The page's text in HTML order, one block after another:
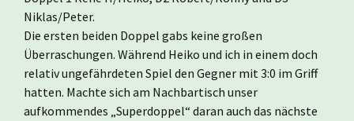
Niklas/Peter.
Die ersten beiden Doppel gabs keine großen
Überraschungen. Während Heiko und ich in einem doch
relativ ungefährdeten Spiel den Gegner mit 3:0 im Griff
hatten. Machte sich am Nachbartisch unser
aufkommendes „Superdoppel“ daran auch das nächste